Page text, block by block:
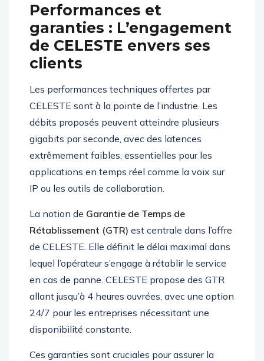
Performances et
garanties : L’engagement
de CELESTE envers ses
clients
Les performances techniques offertes par
CELESTE sont à la pointe de l’industrie. Les
débits proposés peuvent atteindre plusieurs
gigabits par seconde, avec des latences
extrêmement faibles, essentielles pour les
applications en temps réel comme la voix sur
IP ou les outils de collaboration.
La notion de Garantie de Temps de
Rétablissement (GTR) est centrale dans l’offre
de CELESTE. Elle définit le délai maximal dans
lequel l’opérateur s’engage à rétablir le service
en cas de panne. CELESTE propose des GTR
allant jusqu’à 4 heures ouvrées, avec une option
24/7 pour les entreprises nécessitant une
disponibilité constante.
Ces garanties sont cruciales pour assurer la